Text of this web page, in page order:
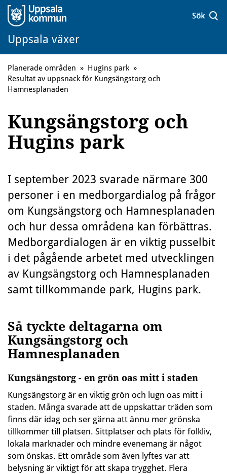
Uppsala växer
Planerade områden » Hugins park»
Resultat av uppsnack för Kungsängstorg och
Hamnesplanaden
Kungsängstorg och
Hugins park
I september 2023 svarade närmare 300
personer i en medborgardialog på frågor
om Kungsängstorg och Hamnesplanaden
och hur dessa områdena kan förbättras.
Medborgardialogen är en viktig pusselbit
i det pågående arbetet med utvecklingen
av Kungsängstorg och Hamnesplanaden
samt tillkommande park, Hugins park.
Så tyckte deltagarna om
Kungsängstorg och
Hamnesplanaden
Kungsängstorg - en grön oas mitt i staden
Kungsängstorg är en viktig grön och lugn oas mitt i
staden. Många svarade att de uppskattar träden som
finns där idag och ser gärna att ännu mer grönska
tillkommer till platsen. Sittplatser och plats för folkliv,
lokala marknader och mindre evenemang är något
som önskas. Ett område som även lyftes var att
belysning är viktigt för att skapa trygghet. Flera